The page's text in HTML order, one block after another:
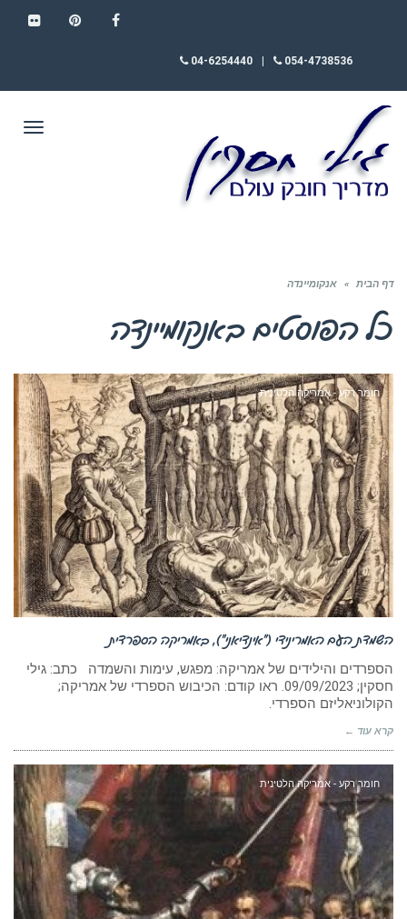
054-4738536
04-6254440
דף הבית » אנקומיינדה
כל הפוסטים באנקומיינדה
חומר רקע - אמריקה הלטינית
השמדת העם האמרינידי (“אינדיאני”), באמריקה הספרדית
הספרדים והילידים של אמריקה: מפגש, עימות והשמדה כתב: גילי
חסקין; ‏09/09/2023. ראו קודם: הכיבוש הספרדי של אמריקה;
הקולוניאליזם הספרדי.
קרא עוד ←
חומר רקע - אמריקה הלטינית